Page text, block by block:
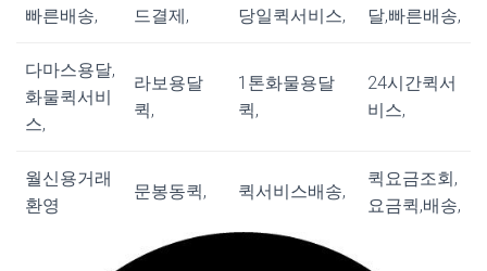
빠른배송,
드결제,
당일퀵서비스,
달,빠른배송,
다마스용달,
화물퀵서비
스,
라보용달
퀵,
1톤화물용달
퀵,
24시간퀵서
비스,
월신용거래
환영
문봉동퀵, 퀵서비스배송,
퀵요금조회,
요금퀵,배송,